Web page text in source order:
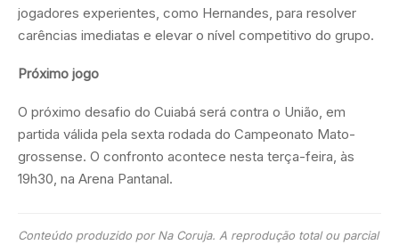
jogadores experientes, como Hernandes, para resolver
carências imediatas e elevar o nível competitivo do grupo.
Próximo jogo
O próximo desafio do Cuiabá será contra o União, em
partida válida pela sexta rodada do Campeonato Mato-
grossense. O confronto acontece nesta terça-feira, às
19h30, na Arena Pantanal.
Conteúdo produzido por Na Coruja. A reprodução total ou parcial